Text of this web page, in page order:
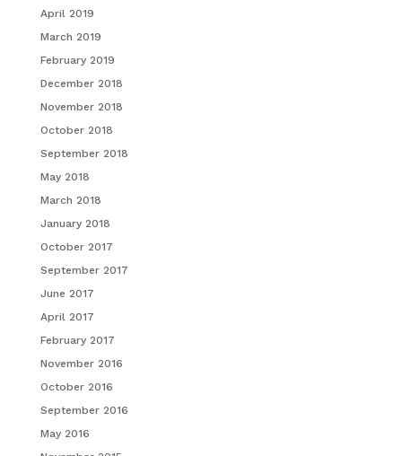
April 2019
March 2019
February 2019
December 2018
November 2018
October 2018
September 2018
May 2018
March 2018
January 2018
October 2017
September 2017
June 2017
April 2017
February 2017
November 2016
October 2016
September 2016
May 2016